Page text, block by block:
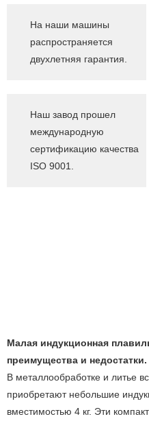
На наши машины
распространяется
двухлетняя гарантия.
Наш завод прошел
международную
сертификацию качества
ISO 9001.
Малая индукционная
преимущества и недостатки.
В металлообработке и литье
приобретают небольшие
вместимостью 4 кг. Эти